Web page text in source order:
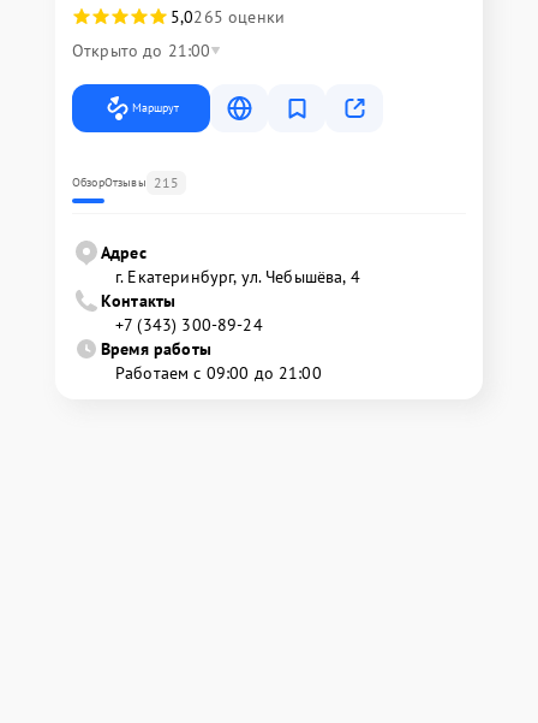
5,0265 оценки
Открыто до 21:00
Маршрут
ОбзорОтзывы 215
Адрес
г. Екатеринбург, ул. Чебышёва, 4
Контакты
+7 (343) 300-89-24
Время работы
Работаем с 09:00 до 21:00